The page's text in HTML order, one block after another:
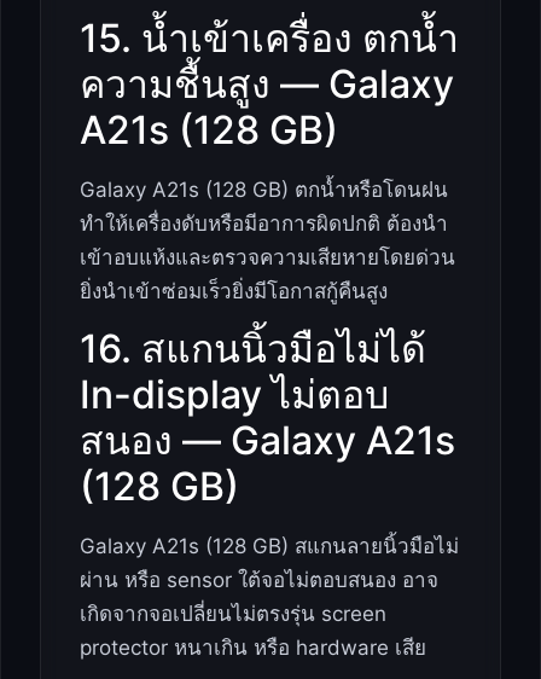
15. น้ำเข้าเครื่อง ตกน้ำ
ความชื้นสูง — Galaxy
A21s (128 GB)
Galaxy A21s (128 GB) ตกน้ำหรือโดนฝน
ทำให้เครื่องดับหรือมีอาการผิดปกติ ต้องนำ
เข้าอบแห้งและตรวจความเสียหายโดยด่วน
ยิ่งนำเข้าซ่อมเร็วยิ่งมีโอกาสกู้คืนสูง
16. สแกนนิ้วมือไม่ได้
In-display ไม่ตอบ
สนอง — Galaxy A21s
(128 GB)
Galaxy A21s (128 GB) สแกนลายนิ้วมือไม่
ผ่าน หรือ sensor ใต้จอไม่ตอบสนอง อาจ
เกิดจากจอเปลี่ยนไม่ตรงรุ่น screen
protector หนาเกิน หรือ hardware เสีย